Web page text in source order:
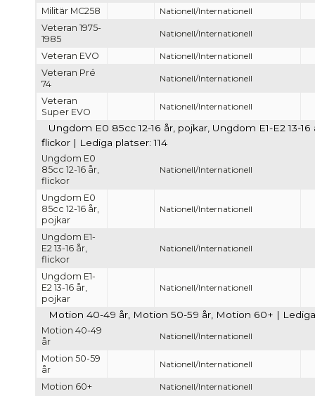
Militär MC258
Nationell/Internationell
Veteran 1975-
1985
Nationell/Internationell
Veteran EVO
Nationell/Internationell
Veteran Pré
74
Nationell/Internationell
Veteran
Super EVO
Nationell/Internationell
Ungdom E0 85cc 12-16 år, pojkar, Ungdom E1-E2 13-
flickor | Lediga platser: 114
Ungdom E0
85cc 12-16 år,
flickor
Nationell/Internationell
Ungdom E0
85cc 12-16 år,
pojkar
Nationell/Internationell
Ungdom E1-
E2 13-16 år,
flickor
Nationell/Internationell
Ungdom E1-
E2 13-16 år,
pojkar
Nationell/Internationell
Motion 40-49 år, Motion 50-59 år, Motion 60+ |
Motion 40-49
år
Nationell/Internationell
Motion 50-59
år
Nationell/Internationell
Motion 60+ Nationell/Internationell